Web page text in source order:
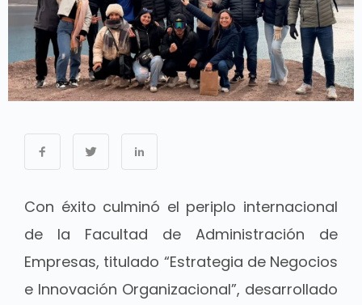
Con éxito culminó el periplo internacional
de la Facultad de Administración de
Empresas, titulado “Estrategia de Negocios
e Innovación Organizacional”, desarrollado